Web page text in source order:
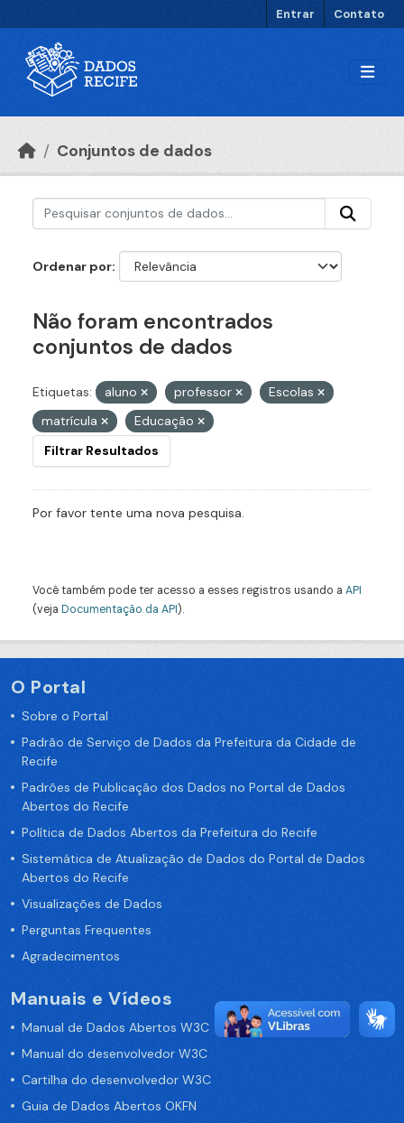
Entrar Contato
Conjuntos de dados
Ordenar por
Não foram encontrados
conjuntos de dados
Etiquetas: aluno professor
Escolas
matrícula
Educação
Filtrar Resultados
Por favor tente uma nova pesquisa.
Você também pode ter acesso a esses registros usando a API
(veja Documentação da API).
O Portal
Sobre o Portal
Padrão de Serviço de Dados da Prefeitura da Cidade de
Recife
Padrões de Publicação dos Dados no Portal de Dados
Abertos do Recife
Política de Dados Abertos da Prefeitura do Recife
Sistemática de Atualização de Dados do Portal de Dados
Abertos do Recife
Visualizações de Dados
Perguntas Frequentes
Agradecimentos
Manuais e Vídeos
Manual de Dados Abertos W3C
Manual do desenvolvedor W3C
Cartilha do desenvolvedor W3C
Guia de Dados Abertos OKFN